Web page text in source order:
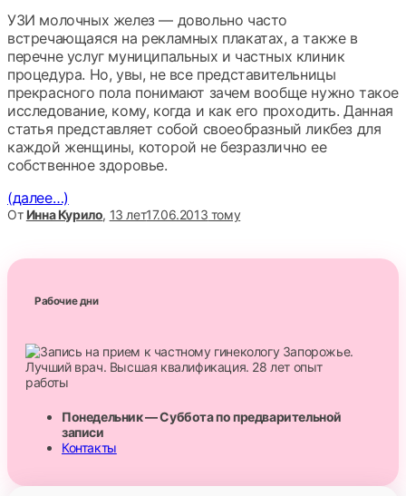
УЗИ молочных желез — довольно часто
встречающаяся на рекламных плакатах, а также в
перечне услуг муниципальных и частных клиник
процедура. Но, увы, не все представительницы
прекрасного пола понимают зачем вообще нужно такое
исследование, кому, когда и как его проходить. Данная
статья представляет собой своеобразный ликбез для
каждой женщины, которой не безразлично ее
собственное здоровье.
(далее…)
От Инна Курило, 13 лет17.06.2013 тому
Рабочие дни
Понедельник — Суббота по предварительной
записи
Контакты